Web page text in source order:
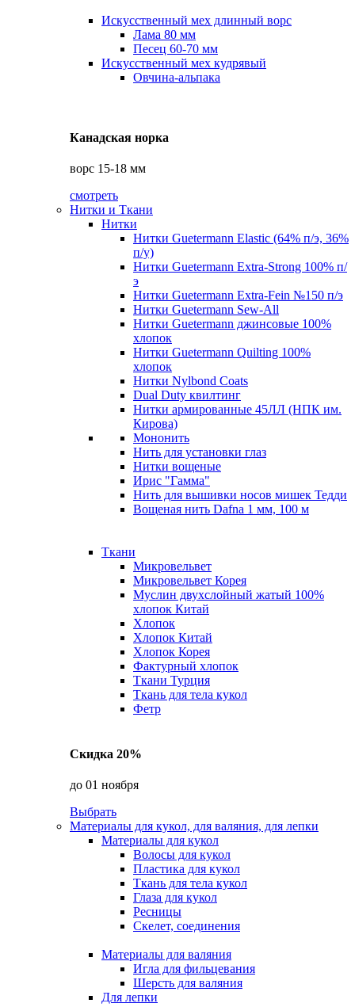
Искусственный мех длинный ворс
Лама 80 мм
Песец 60-70 мм
Искусственный мех кудрявый
Овчина-альпака
Канадская норка
ворс 15-18 мм
смотреть
Нитки и Ткани
Нитки
Нитки Guetermann Elastic (64% п/э, 36%
п/у)
Нитки Guetermann Extra-Strong 100% п/
э
Нитки Guetermann Extra-Fein №150 п/э
Нитки Guetermann Sew-All
Нитки Guetermann джинсовые 100%
хлопок
Нитки Guetermann Quilting 100%
хлопок
Нитки Nylbond Coats
Dual Duty квилтинг
Нитки армированные 45ЛЛ (НПК им.
Кирова)
Мононить
Нить для установки глаз
Нитки вощеные
Ирис "Гамма"
Нить для вышивки носов мишек Тедди
Вощеная нить Dafna 1 мм, 100 м
Ткани
Микровельвет
Микровельвет Корея
Муслин двухслойный жатый 100%
хлопок Китай
Хлопок
Хлопок Китай
Хлопок Корея
Фактурный хлопок
Ткани Турция
Ткань для тела кукол
Фетр
Скидка 20%
до 01 ноября
Выбрать
Материалы для кукол, для валяния, для лепки
Материалы для кукол
Волосы для кукол
Пластика для кукол
Ткань для тела кукол
Глаза для кукол
Ресницы
Скелет, соединения
Материалы для валяния
Игла для фильцевания
Шерсть для валяния
Для лепки